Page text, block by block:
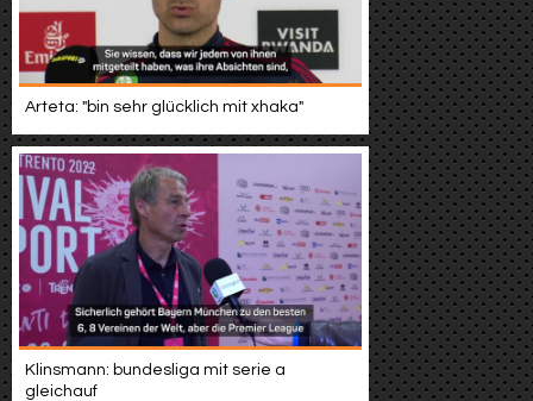
Arteta: "bin sehr glücklich mit xhaka"
Klinsmann: bundesliga mit serie a
gleichauf